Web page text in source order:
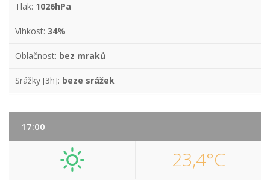
Tlak: 1026hPa
Vlhkost: 34%
Oblačnost: bez mraků
Srážky [3h]: beze srážek
17:00
23,4°C